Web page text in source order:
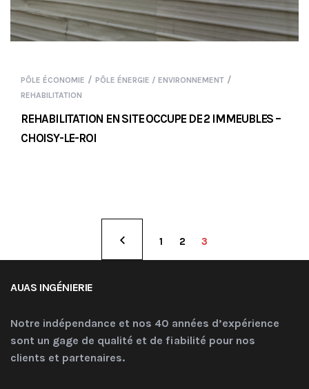
PÔLE ÉCONOMIE / PÔLE ÉNERGIE / ENVIRONNEMENT /
REHABILITATION
REHABILITATION EN SITE OCCUPE DE 2 IMMEUBLES –
CHOISY-LE-ROI
1 2 3
AUAS INGÉNIERIE
Notre indépendance et nos 40 années d’expérience
sont un gage de qualité et de fiabilité pour nos
clients et partenaires.